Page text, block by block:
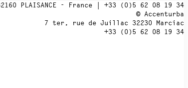
PLAISANCE - France | +33 (0)5 62 08 19 34
© Accenturba
7 ter, rue de Juillac 32230 Marciac
+33 (0)5 62 08 19 34